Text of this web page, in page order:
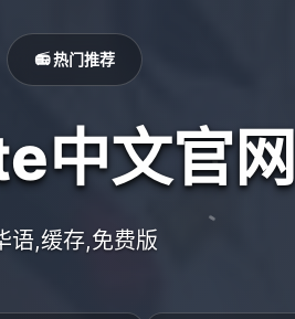
📻 热门推荐
中文官网
语,缓存,免费版